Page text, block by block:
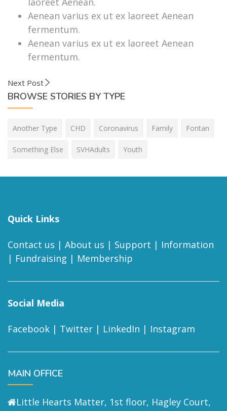
Aenean varius ex ut ex laoreet Aenean
fermentum.
Aenean varius ex ut ex laoreet Aenean
fermentum.
Next Post
BROWSE STORIES BY TYPE
Another Type CHD Coronavirus Family Fontan
Something Else SVHAdults Youth
Quick Links
Contact us | About us | Support | Information
| Fundraising | Membership
Social Media
Facebook | Twitter | LinkedIn | Instagram
MAIN OFFICE
Little Hearts Matter, 1st floor, Hagley Court,